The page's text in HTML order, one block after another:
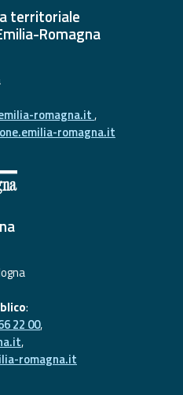
territoriale
Romagna
romagna.it,
romagna.it
:
22 00,
,
romagna.it